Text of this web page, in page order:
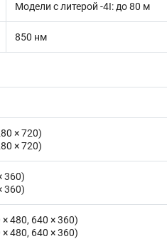
Модели с литерой -4I: до 80 м
850 нм
× 720)
× 720)
360)
360)
480, 640 × 360)
480, 640 × 360)